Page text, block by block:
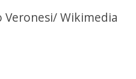
Veronesi/ Wikimedia